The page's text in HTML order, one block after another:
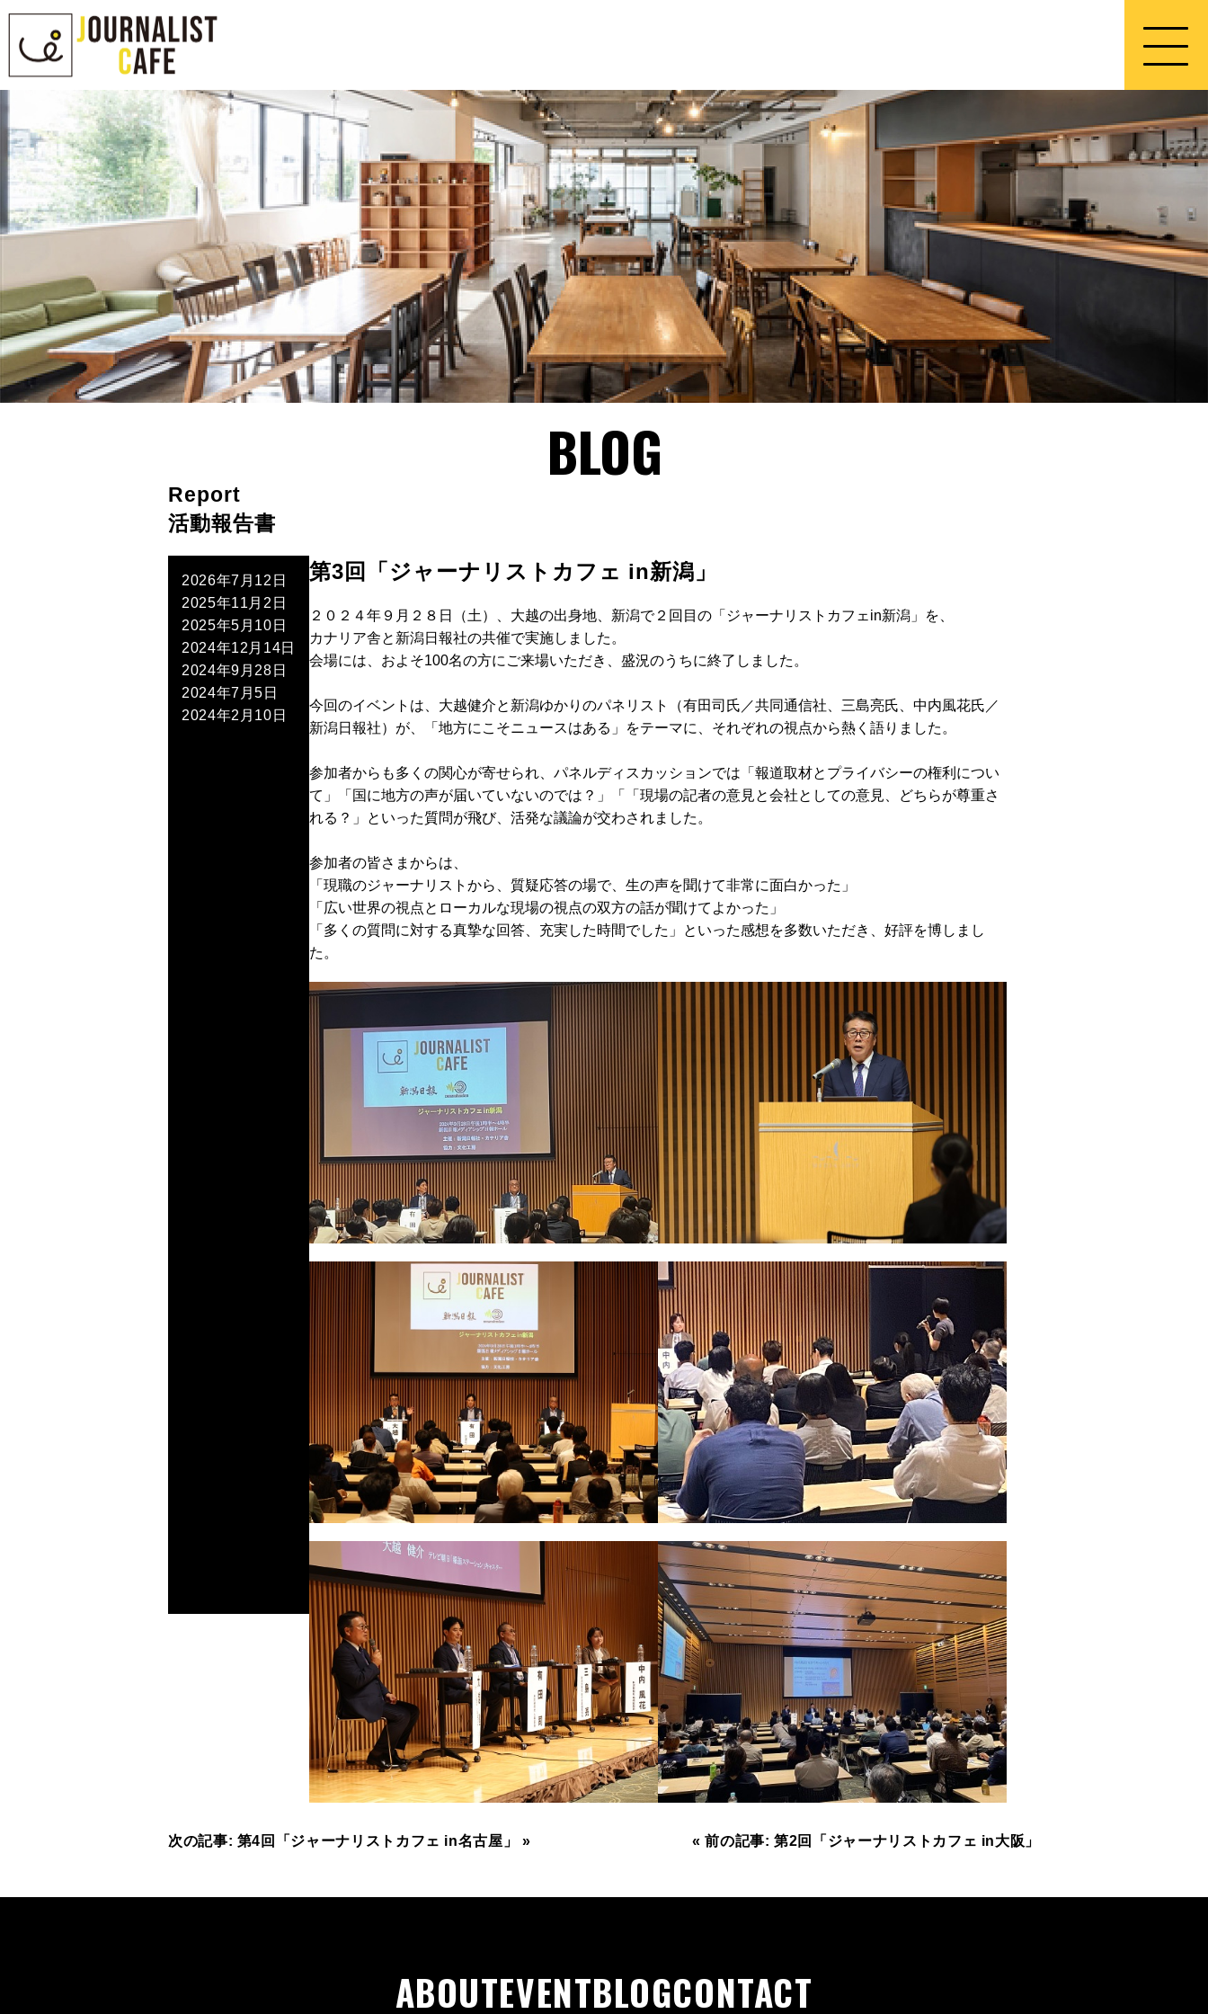
BLOG
Report
活動報告書
2026年7月12日
2025年11月2日
2025年5月10日
2024年12月14日
2024年9月28日
2024年7月5日
2024年2月10日
第3回「ジャーナリストカフェ in新潟」
２０２４年９月２８日（土）、大越の出身地、新潟で２回目の「ジャーナリストカフェin新潟」を、
カナリア舎と新潟日報社の共催で実施しました。
会場には、およそ100名の方にご来場いただき、盛況のうちに終了しました。
今回のイベントは、大越健介と新潟ゆかりのパネリスト（有田司氏／共同通信社、三島亮氏、中内風花氏／
新潟日報社）が、「地方にこそニュースはある」をテーマに、それぞれの視点から熱く語りました。
参加者からも多くの関心が寄せられ、パネルディスカッションでは「報道取材とプライバシーの権利につい
て」「国に地方の声が届いていないのでは？」「「現場の記者の意見と会社としての意見、どちらが尊重さ
れる？」といった質問が飛び、活発な議論が交わされました。
参加者の皆さまからは、
「現職のジャーナリストから、質疑応答の場で、生の声を聞けて非常に面白かった」
「広い世界の視点とローカルな現場の視点の双方の話が聞けてよかった」
「多くの質問に対する真摯な回答、充実した時間でした」といった感想を多数いただき、好評を博しまし
た。
次の記事: 第4回「ジャーナリストカフェ in名古屋」 » « 前の記事: 第2回「ジャーナリストカフェ in大阪」
ABOUTEVENTBLOGCONTACT